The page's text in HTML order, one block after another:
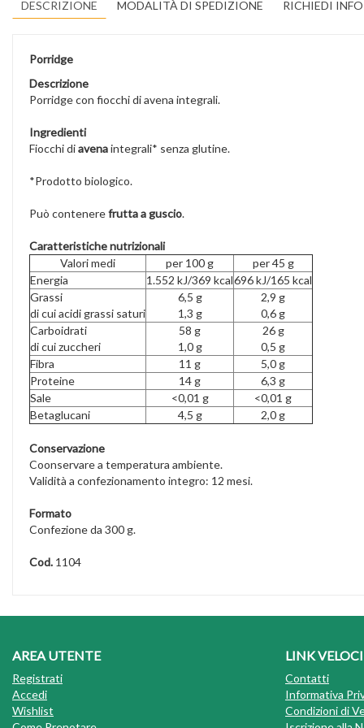
DESCRIZIONE MODALITÀ DI SPEDIZIONE RICHIEDI
Porridge
Descrizione
Porridge con fiocchi di avena integrali.
Ingredienti
Fiocchi diavenaintegrali* senza glutine.
*Prodotto biologico.
Può contenerefrutta a guscio.
Caratteristiche nutrizionali
Valori medi
per 100 g
per 45 g
Energia
1.552 kJ/369 kcal696 kJ/165 kcal
Grassi
di cui acidi grassi saturi
6,5 g
1,3 g
2,9 g
0,6 g
Carboidrati
di cui zuccheri
58 g
1,0 g
26 g
0,5 g
Fibra
11 g
5,0 g
Proteine
14 g
6,3 g
Sale
<0,01 g
<0,01 g
Betaglucani
4,5 g 2,0 g
Conservazione
Coonservare a temperatura ambiente.
Validità a confezionamento integro: 12 mesi.
Formato
Confezione da 300 g.
Cod. 1104
AREA UTENTE
Registrati
Accedi
Wishlist
LINK VELOCI
Contatti
Informativa
Condizioni di